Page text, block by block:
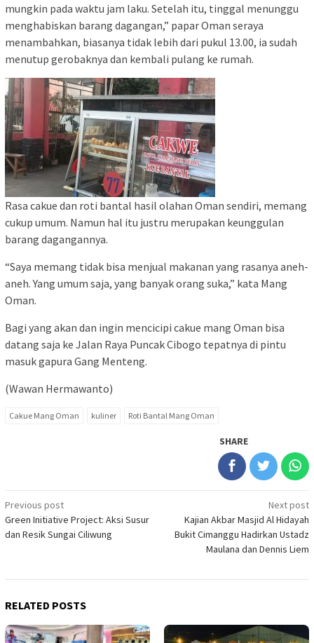
mungkin pada waktu jam laku. Setelah itu, tinggal menunggu
menghabiskan barang dagangan,” papar Oman seraya
menambahkan, biasanya tidak lebih dari pukul 13.00, ia sudah
menutup gerobaknya dan kembali pulang ke rumah.
Rasa cakue dan roti bantal hasil olahan Oman sendiri, memang
cukup umum. Namun hal itu justru merupakan keunggulan
barang dagangannya.
“Saya memang tidak bisa menjual makanan yang rasanya aneh-
aneh. Yang umum saja, yang banyak orang suka,” kata Mang
Oman.
Bagi yang akan dan ingin mencicipi cakue mang Oman bisa
datang saja ke Jalan Raya Puncak Cibogo tepatnya di pintu
masuk gapura Gang Menteng.
(Wawan Hermawanto)
Cakue Mang Oman kuliner Roti Bantal Mang Oman
SHARE
Post
navigation
Previous post
Green Initiative Project: Aksi Susur
dan Resik Sungai Ciliwung
Next post
Kajian Akbar Masjid Al Hidayah
Bukit Cimanggu Hadirkan Ustadz
Maulana dan Dennis Liem
RELATED POSTS